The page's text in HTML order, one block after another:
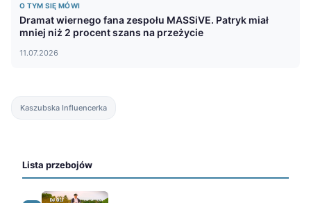
O TYM SIĘ MÓWI
Dramat wiernego fana zespołu MASSiVE. Patryk miał
mniej niż 2 procent szans na przeżycie
11.07.2026
Kaszubska Influencerka
Lista przebojów